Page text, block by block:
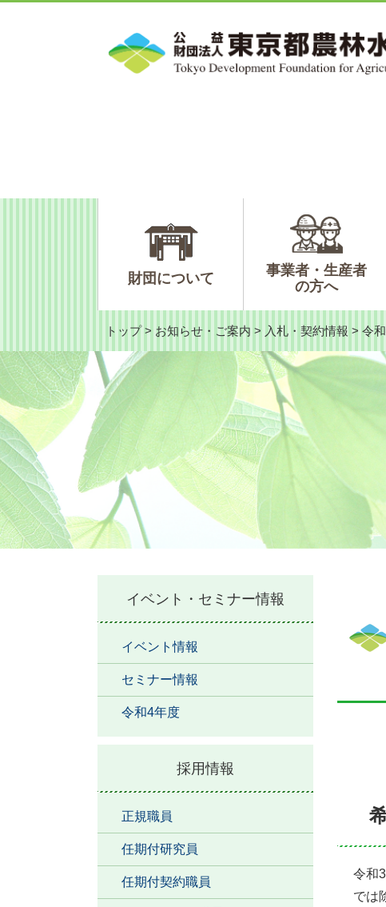
文
財団について
事業者・生産者
の方へ
トップ > お知らせ・ご案内 > 入札・契約情報 > 令
令和
では
イベント・セミナー情報
イベント情報
セミナー情報
令和4年度
採用情報
正規職員
任期付研究員
任期付契約職員